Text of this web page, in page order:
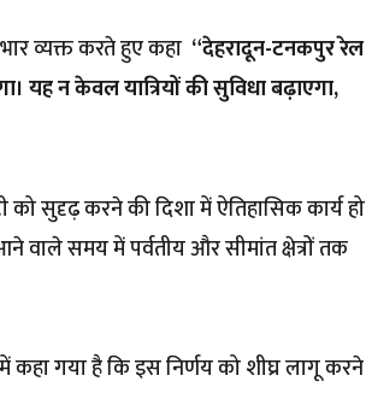
व्यक्त करते हुए कहा “देहरादून-टनकपुर रेल
न केवल यात्रियों की सुविधा बढ़ाएगा,
को सुदृढ़ करने की दिशा में ऐतिहासिक कार्य हो
वाले समय में पर्वतीय और सीमांत क्षेत्रों तक
गया है कि इस निर्णय को शीघ्र लागू करने